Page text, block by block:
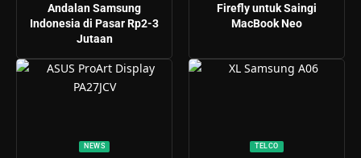
Andalan Samsung
Indonesia di Pasar Rp2-3
Jutaan
Firefly untuk Saingi
MacBook Neo
NEWS TELCO